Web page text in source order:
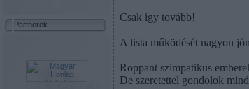
Partnerek
Csak így tovább!
A lista működését nagyon
Roppant szimpatikus
De szeretettel gondolok